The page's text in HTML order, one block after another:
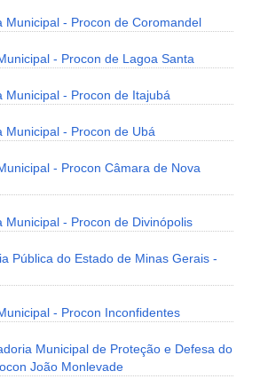
Municipal - Procon de Coromandel
- Procon de Lagoa Santa
Municipal - Procon de Itajubá
Municipal - Procon de Ubá
- Procon Câmara de Nova
Municipal - Procon de Divinópolis
Pública do Estado de Minas Gerais -
- Procon Inconfidentes
Municipal de Proteção e Defesa do
João Monlevade